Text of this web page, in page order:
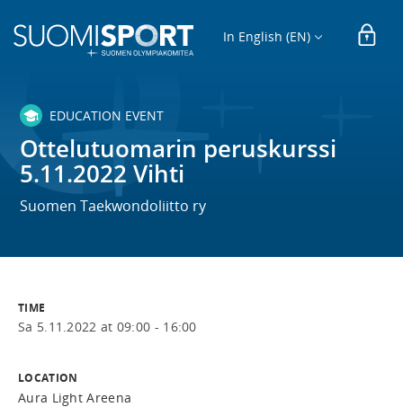
In English (EN)
EDUCATION EVENT
Ottelutuomarin peruskurssi
5.11.2022 Vihti
Suomen Taekwondoliitto ry
TIME
Sa 5.11.2022 at 09:00 - 16:00
LOCATION
Aura Light Areena